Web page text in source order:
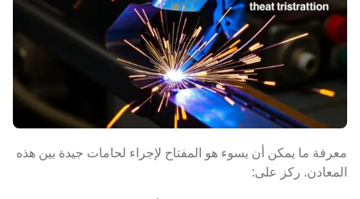
معرفة ما يمكن أن يسوء هو المفتاح لإجراء لحامات جيدة بين هذه
المعادن. ركز على: